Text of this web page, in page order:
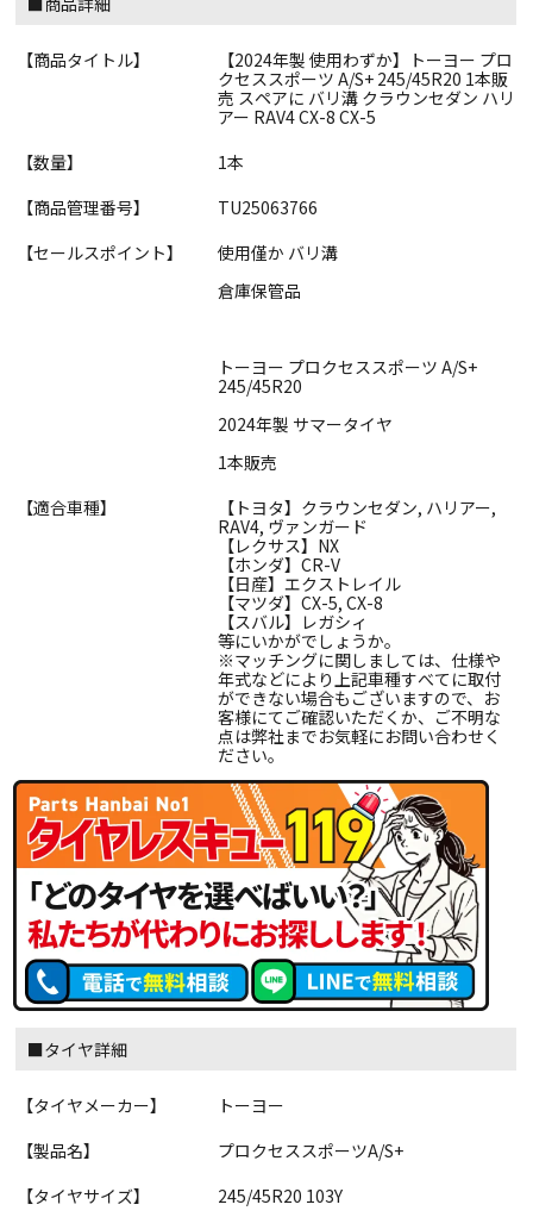
【商品タイトル】
【2024年製 使用わずか】トーヨー プロ
クセススポーツ A/S+ 245/45R20 1本販
売 スペアに バリ溝 クラウンセダン ハリ
アー RAV4 CX-8 CX-5
【数量】
1本
【商品管理番号】
TU25063766
【セールスポイント】
使用僅か バリ溝
倉庫保管品
トーヨー プロクセススポーツ A/S+
245/45R20
2024年製 サマータイヤ
1本販売
【適合車種】
【トヨタ】クラウンセダン, ハリアー,
RAV4, ヴァンガード
【レクサス】NX
【ホンダ】CR-V
【日産】エクストレイル
【マツダ】CX-5, CX-8
【スバル】レガシィ
等にいかがでしょうか。
※マッチングに関しましては、仕様や
年式などにより上記車種すべてに取付
ができない場合もございますので、お
客様にてご確認いただくか、ご不明な
点は弊社までお気軽にお問い合わせく
ださい。
■タイヤ詳細
【タイヤメーカー】
トーヨー
【製品名】
プロクセススポーツA/S+
【タイヤサイズ】
245/45R20 103Y